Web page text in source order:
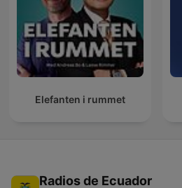
Elefanten i rummet
Radios de Ecuador